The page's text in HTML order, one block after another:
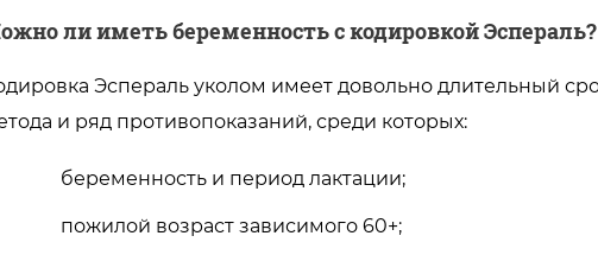
ли иметь беременность с кодировкой Эспераль?
Эспераль уколом имеет довольно длительный
и ряд противопоказаний, среди которых:
беременность и период лактации;
пожилой возраст зависимого 60+;